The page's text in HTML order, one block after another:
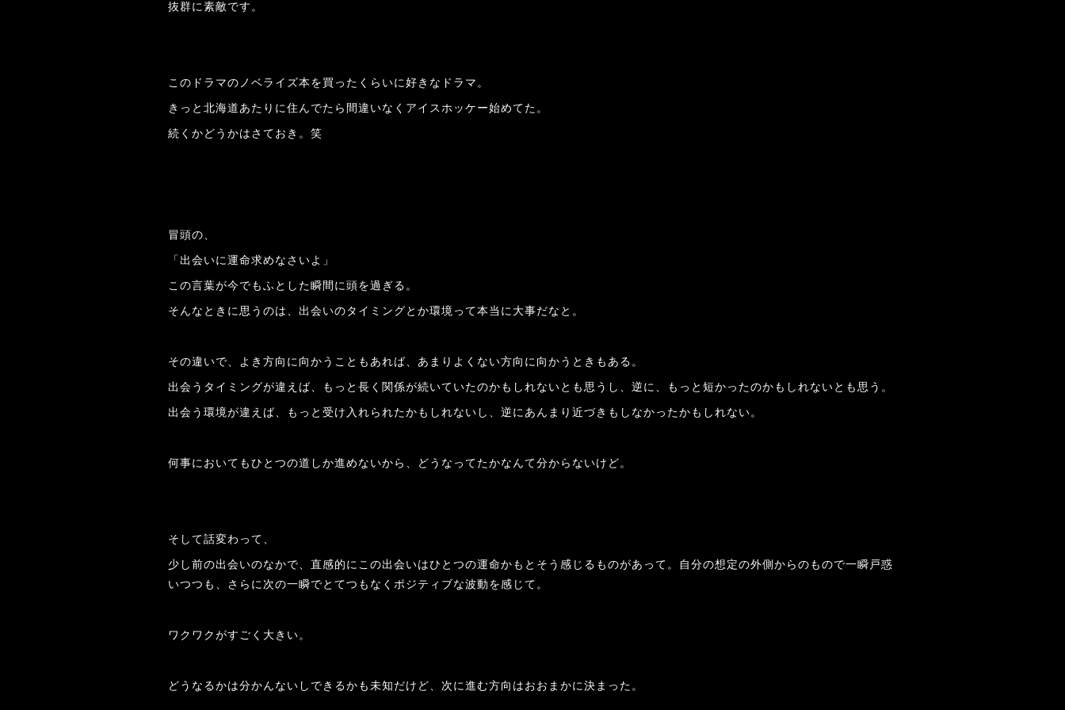
抜群に素敵です。
このドラマのノベライズ本を買ったくらいに好きなドラマ。
きっと北海道あたりに住んでたら間違いなくアイスホッケー始めてた。
続くかどうかはさておき。笑
冒頭の、
「出会いに運命求めなさいよ」
この言葉が今でもふとした瞬間に頭を過ぎる。
そんなときに思うのは、出会いのタイミングとか環境って本当に大事だなと。
その違いで、よき方向に向かうこともあれば、あまりよくない方向に向かうときもある。
出会うタイミングが違えば、もっと長く関係が続いていたのかもしれないとも思うし、逆に、もっと短かったのかもしれないとも思う。
出会う環境が違えば、もっと受け入れられたかもしれないし、逆にあんまり近づきもしなかったかもしれない。
何事においてもひとつの道しか進めないから、どうなってたかなんて分からないけど。
そして話変わって、
少し前の出会いのなかで、直感的にこの出会いはひとつの運命かもとそう感じるものがあって。自分の想定の外側からのもので一瞬戸惑
いつつも、さらに次の一瞬でとてつもなくポジティブな波動を感じて。
ワクワクがすごく大きい。
どうなるかは分かんないしできるかも未知だけど、次に進む方向はおおまかに決まった。